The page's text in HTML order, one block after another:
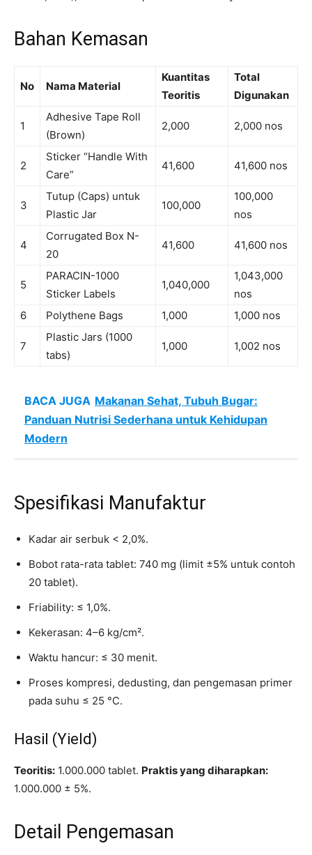
Bahan Kemasan
No Nama Material
Kuantitas
Teoritis
Total
Digunakan
1
Adhesive Tape Roll
(Brown)
2,000 2,000 nos
2
Sticker “Handle With
Care”
41,600 41,600 nos
3
Tutup (Caps) untuk
Plastic Jar
100,000
100,000
nos
4
Corrugated Box N-
20
41,600 41,600 nos
5
PARACIN-1000
Sticker Labels
1,040,000
1,043,000
nos
6
Polythene Bags 1,000 1,000 nos
7
Plastic Jars (1000
tabs)
1,000 1,002 nos
BACA JUGA Makanan Sehat, Tubuh Bugar:
Panduan Nutrisi Sederhana untuk Kehidupan
Modern
Spesifikasi Manufaktur
Kadar air serbuk < 2,0%.
Bobot rata-rata tablet: 740 mg (limit ±5% untuk contoh
20 tablet).
Friability: ≤ 1,0%.
Kekerasan: 4–6 kg/cm².
Waktu hancur: ≤ 30 menit.
Proses kompresi, dedusting, dan pengemasan primer
pada suhu ≤ 25 °C.
Hasil (Yield)
Teoritis: 1.000.000 tablet. Praktis yang diharapkan:
1.000.000 ± 5%.
Detail Pengemasan